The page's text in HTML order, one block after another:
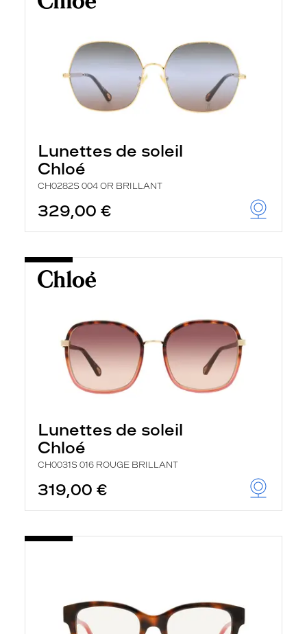
Lunettes de soleil
Chloé
CH0282S 004 OR BRILLANT
329,00 €
Lunettes de soleil
Chloé
CH0031S 016 ROUGE BRILLANT
319,00 €